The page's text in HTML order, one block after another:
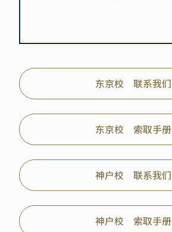
东京校 联系我们
东京校 索取手册
神户校 联系我们
神户校 索取手册